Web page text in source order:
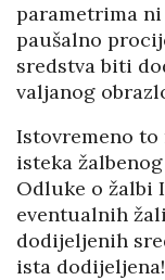
parametrima
paušalno
sredstva biti
valjanog
Istovremeno
isteka
Odluke o žalbi
eventualnih
dodijeljenih
ista dodijeljena!